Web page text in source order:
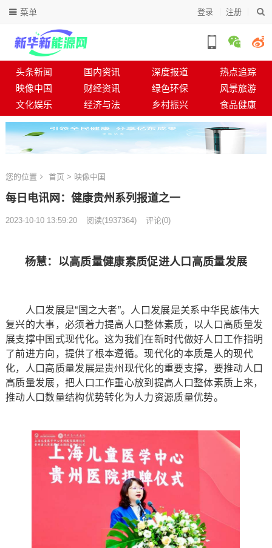
登录 注册
菜单
头条新闻 国内资讯 深度报道
热点追踪
映像中国
财经资讯 绿色环保
风景旅游
文化娱乐
经济与法 乡村振兴 食品健康
您的位置 首页 > 映像中国
每日电讯网：健康贵州系列报道之一
2023-10-10 13:59:20 阅读(1937364) 评论(0)
杨慧：以高质量健康素质促进人口高质量发展
人口发展是“国之大者”。人口发展是关系中华民族伟大
复兴的大事，必须着力提高人口整体素质，以人口高质量发
展支撑中国式现代化。这为我们在新时代做好人口工作指明
了前进方向，提供了根本遵循。现代化的本质是人的现代
化，人口高质量发展是贵州现代化的重要支撑，要推动人口
高质量发展，把人口工作重心放到提高人口整体素质上来，
推动人口数量结构优势转化为人力资源质量优势。